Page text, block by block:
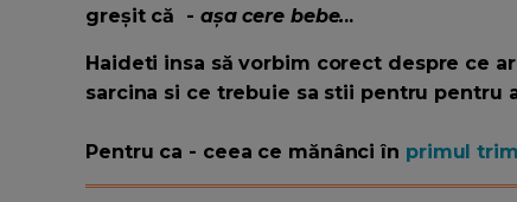
greșit că - așa cere bebe...
Haideti insa să vorbim corect despre ce
sarcina si ce trebuie sa stii pentru pentru
Pentru ca - ceea ce mănânci în primul